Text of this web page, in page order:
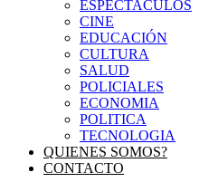
ESPECTACULOS
CINE
EDUCACIÓN
CULTURA
SALUD
POLICIALES
ECONOMIA
POLITICA
TECNOLOGIA
QUIENES SOMOS?
CONTACTO